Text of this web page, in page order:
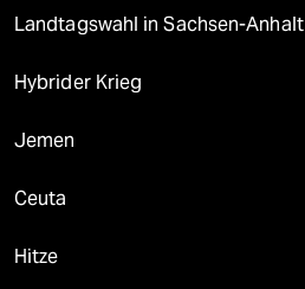
Landtagswahl in Sachsen-Anhalt
Hybrider Krieg
Jemen
Ceuta
Hitze